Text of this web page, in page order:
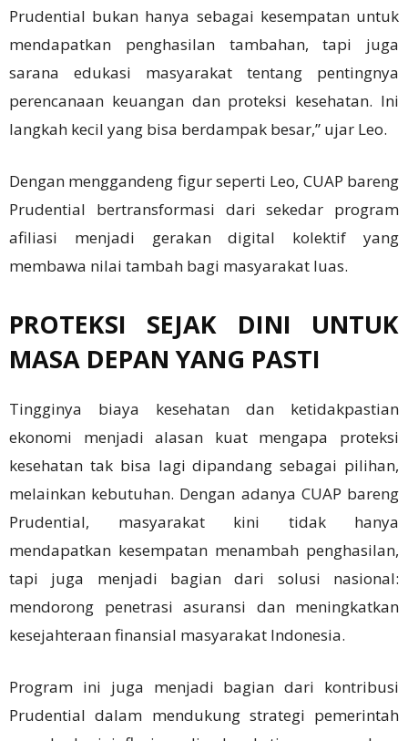
Prudential bukan hanya sebagai kesempatan untuk
mendapatkan penghasilan tambahan, tapi juga
sarana edukasi masyarakat tentang pentingnya
perencanaan keuangan dan proteksi kesehatan. Ini
langkah kecil yang bisa berdampak besar,” ujar Leo.
Dengan menggandeng figur seperti Leo, CUAP bareng
Prudential bertransformasi dari sekedar program
afiliasi menjadi gerakan digital kolektif yang
membawa nilai tambah bagi masyarakat luas.
PROTEKSI SEJAK DINI UNTUK
MASA DEPAN YANG PASTI
Tingginya biaya kesehatan dan ketidakpastian
ekonomi menjadi alasan kuat mengapa proteksi
kesehatan tak bisa lagi dipandang sebagai pilihan,
melainkan kebutuhan. Dengan adanya CUAP bareng
Prudential, masyarakat kini tidak hanya
mendapatkan kesempatan menambah penghasilan,
tapi juga menjadi bagian dari solusi nasional:
mendorong penetrasi asuransi dan meningkatkan
kesejahteraan finansial masyarakat Indonesia.
Program ini juga menjadi bagian dari kontribusi
Prudential dalam mendukung strategi pemerintah